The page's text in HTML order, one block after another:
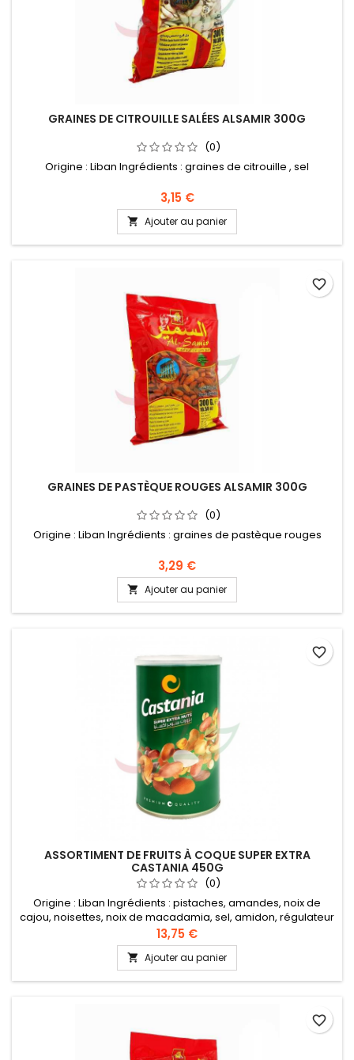
GRAINES DE CITROUILLE SALÉES ALSAMIR 300G
(0)
Origine : Liban Ingrédients : graines de citrouille , sel
3,15 €
 Ajouter au panier
GRAINES DE PASTÈQUE ROUGES ALSAMIR 300G
(0)
Origine : Liban Ingrédients : graines de pastèque rouges
3,29 €
 Ajouter au panier
favorite_border
ASSORTIMENT DE FRUITS À COQUE SUPER EXTRA
CASTANIA 450G
(0)
Origine : Liban Ingrédients : pistaches, amandes, noix de
cajou, noisettes, noix de macadamia, sel, amidon, régulateur
d'acidité : E330, farine de blé, sucre, huile végétale (de noix
de coco), saveur fumée
13,75 €
 Ajouter au panier
favorite_border
favorite_border